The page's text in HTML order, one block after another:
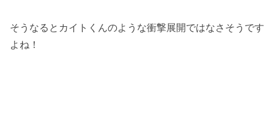
そうなるとカイトくんのような衝撃展開ではなさそうです
よね！